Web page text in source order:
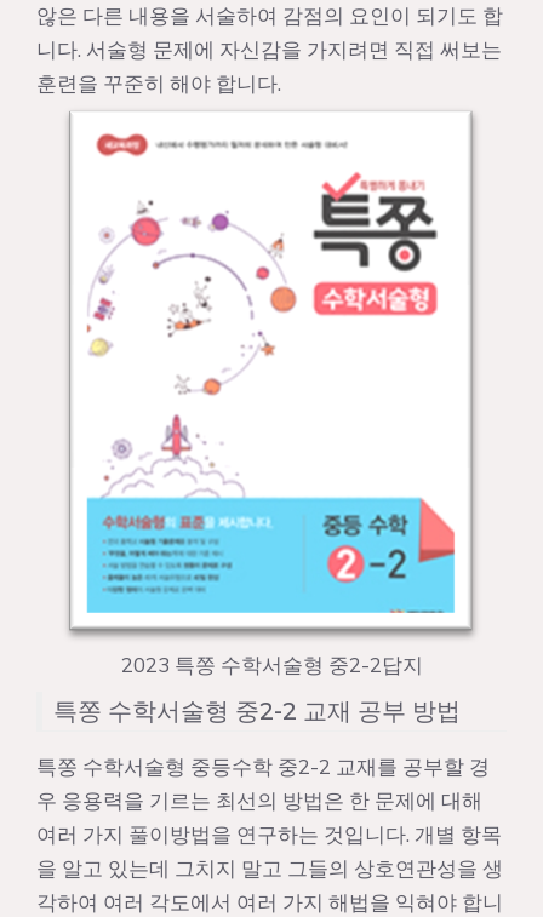
않은 다른 내용을 서술하여 감점의 요인이 되기도 합
니다. 서술형 문제에 자신감을 가지려면 직접 써보는
훈련을 꾸준히 해야 합니다.
2023 특쫑 수학서술형 중2-2답지
특쫑 수학서술형 중2-2 교재 공부 방법
특쫑 수학서술형 중등수학 중2-2 교재를 공부할 경
우 응용력을 기르는 최선의 방법은 한 문제에 대해
여러 가지 풀이방법을 연구하는 것입니다. 개별 항목
을 알고 있는데 그치지 말고 그들의 상호연관성을 생
각하여 여러 각도에서 여러 가지 해법을 익혀야 합니